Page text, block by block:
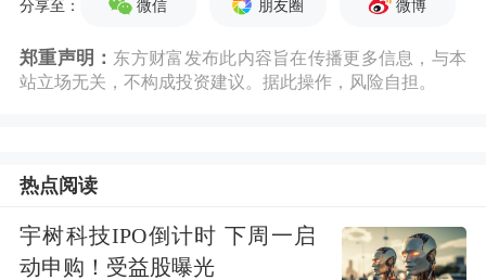
跨境电商SHEIN、Temu即将涨价
（SHEIN）在其官网发布通知称，“自
来，我们的目标一直很简单：以实惠的
分享至： 微信 朋友圈 微博
郑重声明： 东方财富发布此内容旨在传播更多信息，与本
站立场无关，不构成投资建议。据此操作，风险自担。
热点阅读
宇树科技IPO倒计时 下周一启
动申购！受益股曝光